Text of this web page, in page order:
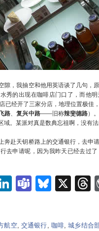
，我抽空和他用英语谈了几句，
秀的出现在咖啡店门口了，而他
已经开了三家分店，地理位置极佳
路 、复兴中路——旧称辣斐德路）
域。某派对真是数典忘祖啊，没有
赴天钥桥路上的交通银行，去申
去申请呢，因为我昨天已经去过
LinkedIn
TeamsX
航空, 交通银行 咖啡 ,城乡结合